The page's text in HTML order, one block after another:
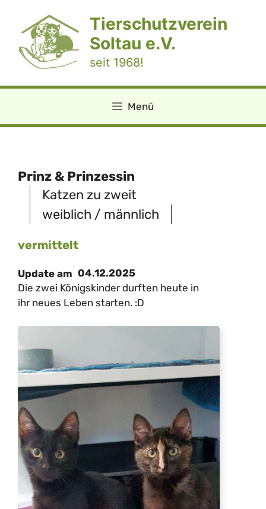
springen
Tierschutzverein
Soltau e.V.
seit 1968!
Menü
Prinz & Prinzessin
Katzen zu zweit
weiblich / männlich
vermittelt
Update am 04.12.2025
Die zwei Königskinder durften heute in
ihr neues Leben starten. :D